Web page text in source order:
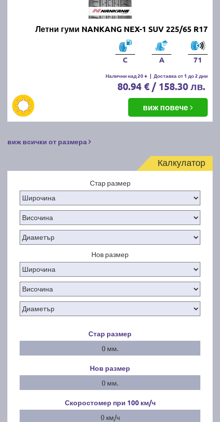
Летни гуми NANKANG NEX-1 SUV 225/65 R17
C A 71
Налични над 20 + | Доставка от 1 до 2 дни
80.94 € / 158.30 лв.
виж повече
виж всички от размера
Калкулатор
Стар размер
Нов размер
Стар размер
0 мм.
Нов размер
0 мм.
Скоростомер при 100 км/ч
0 км/ч